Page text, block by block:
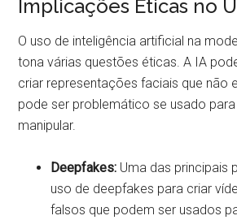
Implicações Éticas no
O uso de inteligência artificial na
tona várias questões éticas. A IA
criar representações faciais que não
pode ser problemático se usado para
manipular.
Deepfakes: Uma das principais
uso de deepfakes para criar
falsos que podem ser usados